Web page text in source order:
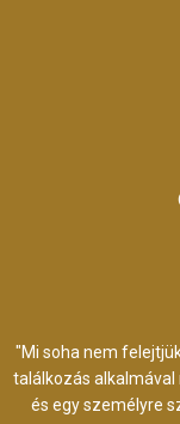
"Mi soha nem
találkozás
és egy személyre